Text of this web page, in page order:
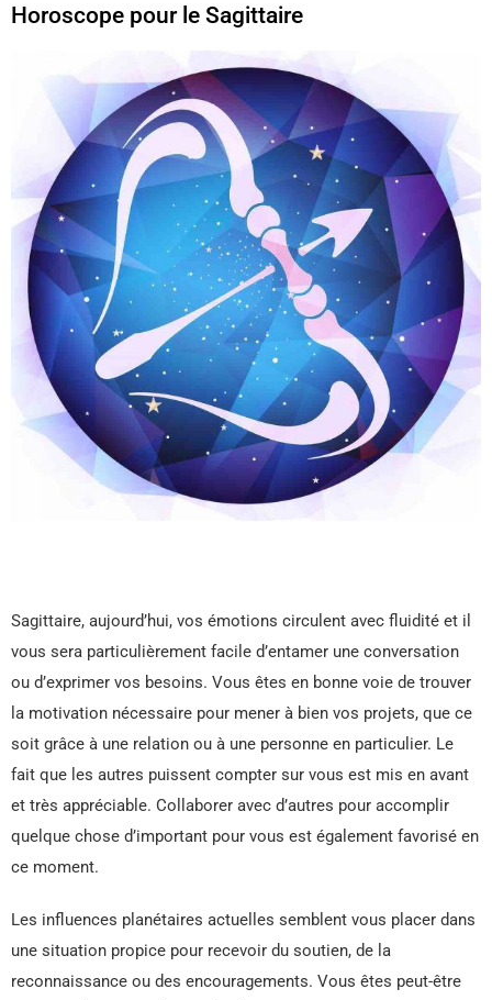
Horoscope pour le Sagittaire
Sagittaire, aujourd’hui, vos émotions circulent avec fluidité et il
vous sera particulièrement facile d’entamer une conversation
ou d’exprimer vos besoins. Vous êtes en bonne voie de trouver
la motivation nécessaire pour mener à bien vos projets, que ce
soit grâce à une relation ou à une personne en particulier. Le
fait que les autres puissent compter sur vous est mis en avant
et très appréciable. Collaborer avec d’autres pour accomplir
quelque chose d’important pour vous est également favorisé en
ce moment.
Les influences planétaires actuelles semblent vous placer dans
une situation propice pour recevoir du soutien, de la
reconnaissance ou des encouragements. Vous êtes peut-être